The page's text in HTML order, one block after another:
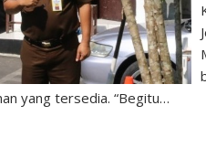
yang tersedia. “Begitu…